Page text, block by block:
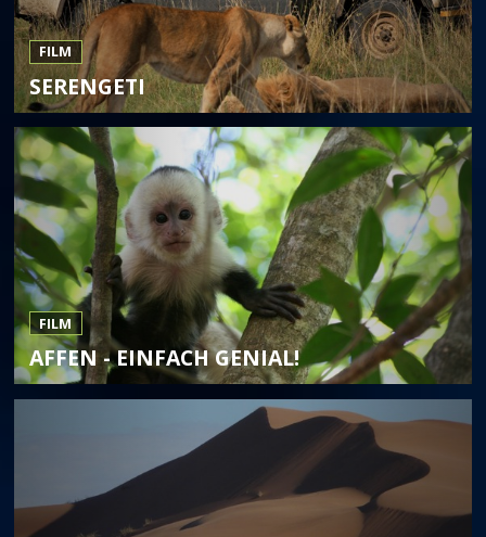
FILM
SERENGETI
FILM
AFFEN - EINFACH GENIAL!